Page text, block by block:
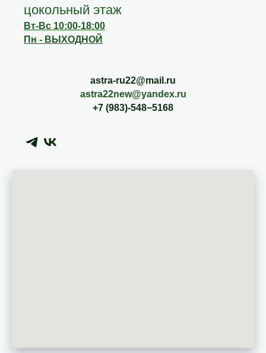
цокольный этаж
Вт-Вс 10:00-18:00
Пн - ВЫХОДНОЙ
astra-ru22@mail.ru
astra22new@yandex.ru
+7 (983)-548−5168